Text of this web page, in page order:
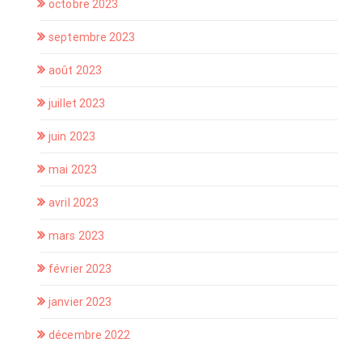
octobre 2023
septembre 2023
août 2023
juillet 2023
juin 2023
mai 2023
avril 2023
mars 2023
février 2023
janvier 2023
décembre 2022